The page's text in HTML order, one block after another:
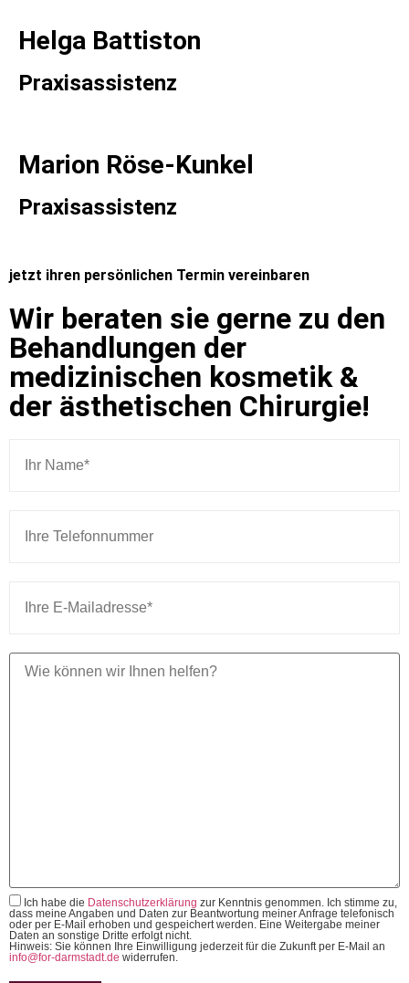
Helga Battiston
Praxisassistenz
Marion Röse-Kunkel
Praxisassistenz
jetzt ihren persönlichen Termin vereinbaren
Wir beraten sie gerne zu den
Behandlungen der
medizinischen kosmetik &
der ästhetischen Chirurgie!
Ich habe die Datenschutzerklärung zur Kenntnis genommen. Ich stimme zu,
dass meine Angaben und Daten zur Beantwortung meiner Anfrage telefonisch
oder per E-Mail erhoben und gespeichert werden. Eine Weitergabe meiner
Daten an sonstige Dritte erfolgt nicht.
Hinweis: Sie können Ihre Einwilligung jederzeit für die Zukunft per E-Mail an
info@for-darmstadt.de widerrufen.